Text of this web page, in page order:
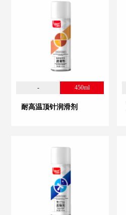
- 450ml
耐高温顶针润滑剂